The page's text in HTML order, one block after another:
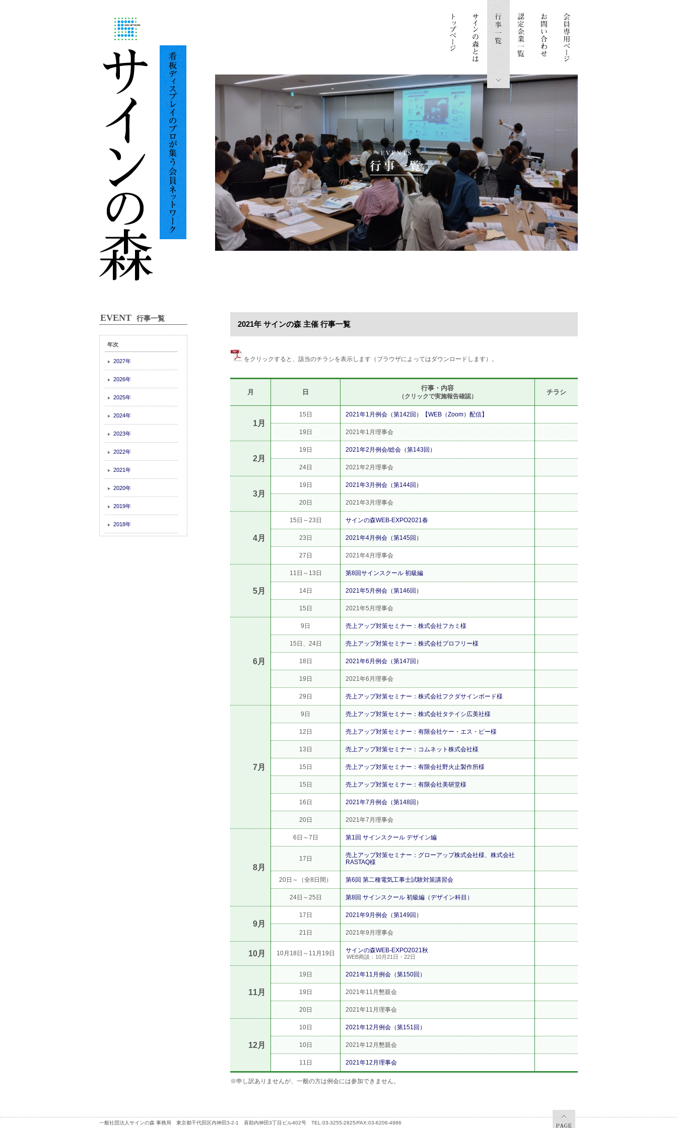
EVENT 行事一覧
年次
▶ 2027年
▶ 2026年
▶ 2025年
▶ 2024年
▶ 2023年
▶ 2022年
▶ 2021年
▶ 2020年
▶ 2019年
▶ 2018年
2021年 サインの森 主催 行事一覧
をクリックすると、該当のチラシを表示します（ブラウザによってはダウンロードします）。
月 日
行事・内容
（クリックで実施報告確認）
チラシ
1月
15日 2021年1月例会（第142回）【WEB（Zoom）配信】
19日 2021年1月理事会
2月
19日 2021年2月例会/総会（第143回）
24日 2021年2月理事会
3月
19日 2021年3月例会（第144回）
20日 2021年3月理事会
4月
15日～23日 サインの森WEB-EXPO2021春
23日 2021年4月例会（第145回）
27日 2021年4月理事会
5月
11日～13日 第8回サインスクール 初級編
14日 2021年5月例会（第146回）
15日 2021年5月理事会
6月
9日 売上アップ対策セミナー：株式会社フカミ様
15日、24日 売上アップ対策セミナー：株式会社プロフリー様
18日 2021年6月例会（第147回）
19日 2021年6月理事会
29日 売上アップ対策セミナー：株式会社フクダサインボード様
7月
9日 売上アップ対策セミナー：株式会社タテイシ広美社様
12日 売上アップ対策セミナー：有限会社ケー・エス・ピー様
13日 売上アップ対策セミナー：コムネット株式会社様
15日 売上アップ対策セミナー：有限会社野火止製作所様
15日 売上アップ対策セミナー：有限会社美研堂様
16日 2021年7月例会（第148回）
20日 2021年7月理事会
8月
6日～7日 第1回 サインスクール デザイン編
17日
売上アップ対策セミナー：グローアップ株式会社様、株式会社
RASTAQ様
20日～（全8日間） 第6回 第二種電気工事士試験対策講習会
24日～25日 第8回 サインスクール 初級編（デザイン科目）
9月
17日 2021年9月例会（第149回）
21日 2021年9月理事会
10月 10月18日～11月19日 サインの森WEB-EXPO2021秋
WEB商談：10月21日・22日
11月
19日 2021年11月例会（第150回）
19日 2021年11月懇親会
20日 2021年11月理事会
12月
10日 2021年12月例会（第151回）
10日 2021年12月懇親会
11日 2021年12月理事会
※申し訳ありませんが、一般の方は例会には参加できません。
一般社団法人サインの森 事務局 東京都千代田区内神田3-2-1 喜助内神田3丁目ビル402号 TEL:03-3255-2825/FAX:03-6206-4986